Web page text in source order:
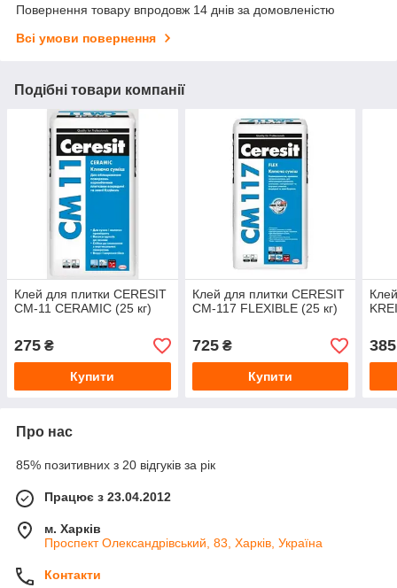
Повернення товару впродовж 14 днів за домовленістю
Всі умови повернення
Подібні товари компанії
Клей для плитки CERESIT
CM-11 CERAMIC (25 кг)
275 ₴
Купити
Клей для плитки CERESIT
CM-117 FLEXIBLE (25 кг)
725₴
Купити
385
Про нас
85% позитивних з 20 відгуків за рік
Працює з 23.04.2012
м. Харків
Проспект Олександрівський, 83, Харків, Україна
Контакти